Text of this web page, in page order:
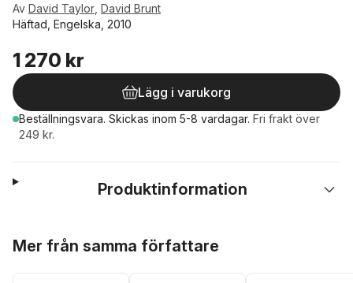
Av David Taylor David Brunt
Häftad, Engelska, 2010
1 270 kr
Lägg i varukorg
Beställningsvara. Skickas inom 5-8 vardagar. Fri frakt över
249 kr.
Produktinformation
Mer från samma författare